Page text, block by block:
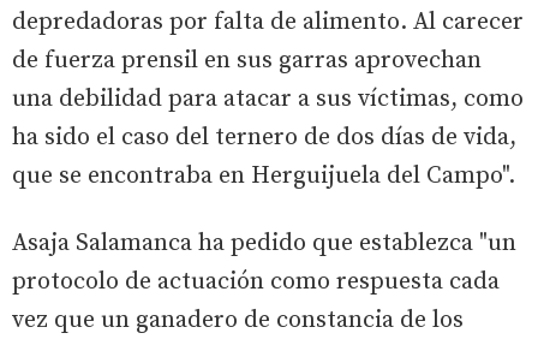
depredadoras por falta de alimento. Al carecer
de fuerza prensil en sus garras aprovechan
una debilidad para atacar a sus víctimas, como
ha sido el caso del ternero de dos días de vida,
que se encontraba en Herguijuela del Campo".
Asaja Salamanca ha pedido que establezca "un
protocolo de actuación como respuesta cada
vez que un ganadero de constancia de los